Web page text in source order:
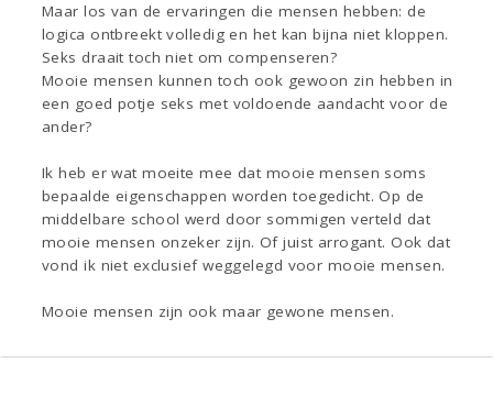
Maar los van de ervaringen die mensen hebben: de
logica ontbreekt volledig en het kan bijna niet kloppen.
Seks draait toch niet om compenseren?
Mooie mensen kunnen toch ook gewoon zin hebben in
een goed potje seks met voldoende aandacht voor de
ander?
Ik heb er wat moeite mee dat mooie mensen soms
bepaalde eigenschappen worden toegedicht. Op de
middelbare school werd door sommigen verteld dat
mooie mensen onzeker zijn. Of juist arrogant. Ook dat
vond ik niet exclusief weggelegd voor mooie mensen.
Mooie mensen zijn ook maar gewone mensen.